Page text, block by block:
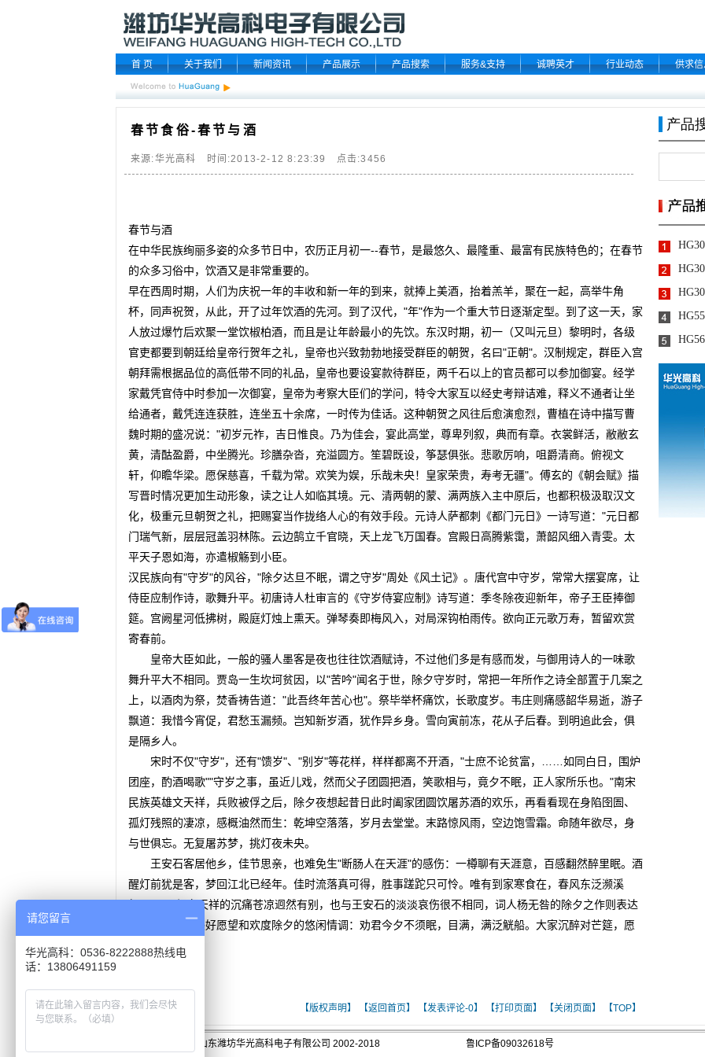
首 页 关于我们 新闻资讯 产品展示 产品搜索 服务&支持 诚聘英才 行业动态 供求
春节食俗-春节与酒
来源:华光高科 时间:2013-2-12 8:23:39 点击:3456
春节与酒
在中华民族绚丽多姿的众多节日中，农历正月初一--春节，是最悠久、最隆重、最富有民族特色的；在春节
的众多习俗中，饮酒又是非常重要的。
早在西周时期，人们为庆祝一年的丰收和新一年的到来，就捧上美酒，抬着羔羊，聚在一起，高举牛角
杯，同声祝贺，从此，开了过年饮酒的先河。到了汉代，"年"作为一个重大节日逐渐定型。到了这一天，家
人放过爆竹后欢聚一堂饮椒柏酒，而且是让年龄最小的先饮。东汉时期，初一（又叫元旦）黎明时，各级
官吏都要到朝廷给皇帝行贺年之礼，皇帝也兴致勃勃地接受群臣的朝贺，名曰"正朝"。汉制规定，群臣入宫
朝拜需根据品位的高低带不同的礼品，皇帝也要设宴款待群臣，两千石以上的官员都可以参加御宴。经学
家戴凭官侍中时参加一次御宴，皇帝为考察大臣们的学问，特令大家互以经史考辩诘难，释义不通者让坐
给通者，戴凭连连获胜，连坐五十余席，一时传为佳话。这种朝贺之风往后愈演愈烈，曹植在诗中描写曹
魏时期的盛况说："初岁元祚，吉日惟良。乃为佳会，宴此高堂，尊卑列叙，典而有章。衣裳鲜活，敝敝玄
黄，清酤盈爵，中坐腾光。珍膳杂沓，充溢圆方。笙碧既设，筝瑟俱张。悲歌厉响，咀爵清商。俯视文
轩，仰瞻华梁。愿保慈喜，千载为常。欢笑为娱，乐哉未央！皇家荣贵，寿考无疆"。傅玄的《朝会赋》描
写晋时情况更加生动形象，读之让人如临其境。元、清两朝的蒙、满两族入主中原后，也都积极汲取汉文
化，极重元旦朝贺之礼，把赐宴当作拢络人心的有效手段。元诗人萨都刺《都门元日》一诗写道："元日都
门瑞气新，层层冠盖羽林陈。云边鹄立千官晓，天上龙飞万国春。宫殿日高腾紫霭，萧韶风细入青雯。太
平天子恩如海，亦遣椒觞到小臣。
汉民族向有"守岁"的风谷，"除夕达旦不眠，谓之守岁"周处《风土记》。唐代宫中守岁，常常大摆宴席，让
侍臣应制作诗，歌舞升平。初唐诗人杜审言的《守岁侍宴应制》诗写道：季冬除夜迎新年，帝子王臣捧御
筵。宫阙星河低拂树，殿庭灯烛上熏天。弹琴奏即梅风入，对局深钩柏雨传。欲向正元歌万寿，暂留欢赏
寄春前。
皇帝大臣如此，一般的骚人墨客是夜也往往饮酒赋诗，不过他们多是有感而发，与御用诗人的一味歌
舞升平大不相同。贾岛一生坎坷贫因，以"苦吟"闻名于世，除夕守岁时，常把一年所作之诗全部置于几案之
上，以酒肉为祭，焚香祷告道："此吾终年苦心也"。祭毕举杯痛饮，长歌度岁。韦庄则痛感韶华易逝，游子
飘道：我惜今宵促，君愁玉漏频。岂知新岁酒，犹作异乡身。雪向寅前冻，花从子后春。到明追此会，俱
是隔乡人。
宋时不仅"守岁"，还有"馈岁"、"别岁"等花样，样样都离不开酒，"士庶不论贫富，……如同白日，围炉
团座，酌酒喝歌""守岁之事，虽近儿戏，然而父子团圆把酒，笑歌相与，竟夕不眠，正人家所乐也。"南宋
民族英雄文天祥，兵败被俘之后，除夕夜想起昔日此时阖家团圆饮屠苏酒的欢乐，再看看现在身陷囹圄、
孤灯残照的凄凉，感概油然而生：乾坤空落落，岁月去堂堂。末路惊风雨，空边饱雪霜。命随年欲尽，身
与世俱忘。无复屠苏梦，挑灯夜未央。
王安石客居他乡，佳节思亲，也难免生"断肠人在天涯"的感伤：一樽聊有天涯意，百感翻然醉里眠。酒
醒灯前犹是客，梦回江北已经年。佳时流落真可得，胜事蹉跎只可怜。唯有到家寒食在，春风东泛濒溪
船。 与文天祥的沉痛苍凉迥然有别，也与王安石的淡淡哀伤很不相同，词人杨无咎的除夕之作则表达
了对新一年的美好愿望和欢度除夕的悠闲情调：劝君今夕不须眠，目满，满泛觥船。大家沉醉对芒筵，愿
新年胜旧年。
【版权声明】 【返回首页】 【发表评论-0】 【打印页面】 【关闭页面】 【TOP】
版权:山东潍坊华光高科电子有限公司 2002-2018 鲁ICP备09032618号
请您留言
华光高科：0536-8222888热线电
话：13806491159